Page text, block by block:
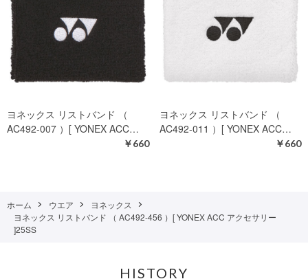
ヨネックス リストバンド （
AC492-007 ）[ YONEX ACC…
￥660
ヨネックス リストバンド （
AC492-011 ）[ YONEX ACC…
￥660
ホーム ウエア
ヨネックス
ヨネックス リストバンド （ AC492-456 ）[ YONEX ACC アクセサリー
]25SS
HISTORY